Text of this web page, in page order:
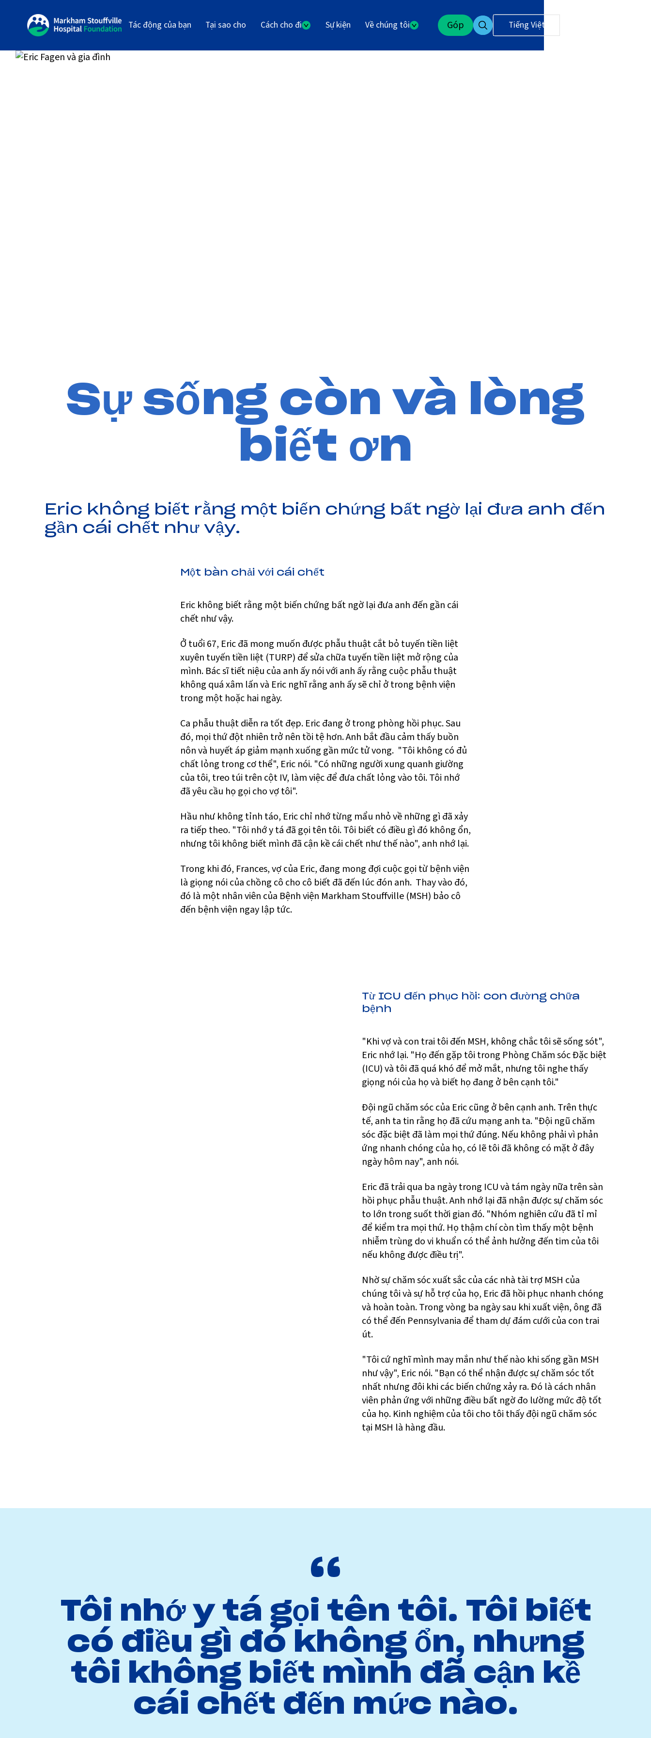
Tác động của bạn Tại sao cho Cách cho đi Sự kiện Về chúng tôi Góp Tiếng Việt
Sự sống còn và lòng
biết ơn
Eric không biết rằng một biến chứng bất ngờ lại đưa anh đến
gần cái chết như vậy.
Một bàn chải với cái chết
Eric không biết rằng một biến chứng bất ngờ lại đưa anh đến gần cái
chết như vậy.
Ở tuổi 67, Eric đã mong muốn được phẫu thuật cắt bỏ tuyến tiền liệt
xuyên tuyến tiền liệt (TURP) để sửa chữa tuyến tiền liệt mở rộng của
mình. Bác sĩ tiết niệu của anh ấy nói với anh ấy rằng cuộc phẫu thuật
không quá xâm lấn và Eric nghĩ rằng anh ấy sẽ chỉ ở trong bệnh viện
trong một hoặc hai ngày.
Ca phẫu thuật diễn ra tốt đẹp. Eric đang ở trong phòng hồi phục. Sau
đó, mọi thứ đột nhiên trở nên tồi tệ hơn. Anh bắt đầu cảm thấy buồn
nôn và huyết áp giảm mạnh xuống gần mức tử vong. "Tôi không có đủ
chất lỏng trong cơ thể", Eric nói. "Có những người xung quanh giường
của tôi, treo túi trên cột IV, làm việc để đưa chất lỏng vào tôi. Tôi nhớ
đã yêu cầu họ gọi cho vợ tôi".
Hầu như không tỉnh táo, Eric chỉ nhớ từng mẩu nhỏ về những gì đã xảy
ra tiếp theo. "Tôi nhớ y tá đã gọi tên tôi. Tôi biết có điều gì đó không ổn,
nhưng tôi không biết mình đã cận kề cái chết như thế nào", anh nhớ lại.
Trong khi đó, Frances, vợ của Eric, đang mong đợi cuộc gọi từ bệnh viện
là giọng nói của chồng cô cho cô biết đã đến lúc đón anh. Thay vào đó,
đó là một nhân viên của Bệnh viện Markham Stouffville (MSH) bảo cô
đến bệnh viện ngay lập tức.
Từ ICU đến phục hồi: con đường chữa
bệnh
"Khi vợ và con trai tôi đến MSH, không chắc tôi sẽ sống sót",
Eric nhớ lại. "Họ đến gặp tôi trong Phòng Chăm sóc Đặc biệt
(ICU) và tôi đã quá khó để mở mắt, nhưng tôi nghe thấy
giọng nói của họ và biết họ đang ở bên cạnh tôi."
Đội ngũ chăm sóc của Eric cũng ở bên cạnh anh. Trên thực
tế, anh ta tin rằng họ đã cứu mạng anh ta. "Đội ngũ chăm
sóc đặc biệt đã làm mọi thứ đúng. Nếu không phải vì phản
ứng nhanh chóng của họ, có lẽ tôi đã không có mặt ở đây
ngày hôm nay", anh nói.
Eric đã trải qua ba ngày trong ICU và tám ngày nữa trên sàn
hồi phục phẫu thuật. Anh nhớ lại đã nhận được sự chăm sóc
to lớn trong suốt thời gian đó. "Nhóm nghiên cứu đã tỉ mỉ
để kiểm tra mọi thứ. Họ thậm chí còn tìm thấy một bệnh
nhiễm trùng do vi khuẩn có thể ảnh hưởng đến tim của tôi
nếu không được điều trị".
Nhờ sự chăm sóc xuất sắc của các nhà tài trợ MSH của
chúng tôi và sự hỗ trợ của họ, Eric đã hồi phục nhanh chóng
và hoàn toàn. Trong vòng ba ngày sau khi xuất viện, ông đã
có thể đến Pennsylvania để tham dự đám cưới của con trai
út.
"Tôi cứ nghĩ mình may mắn như thế nào khi sống gần MSH
như vậy", Eric nói. "Bạn có thể nhận được sự chăm sóc tốt
nhất nhưng đôi khi các biến chứng xảy ra. Đó là cách nhân
viên phản ứng với những điều bất ngờ đo lường mức độ tốt
của họ. Kinh nghiệm của tôi cho tôi thấy đội ngũ chăm sóc
tại MSH là hàng đầu.
Tôi nhớ y tá gọi tên tôi. Tôi biết
có điều gì đó không ổn, nhưng
tôi không biết mình đã cận kề
cái chết đến mức nào.